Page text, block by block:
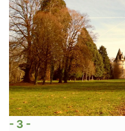
- 3 -